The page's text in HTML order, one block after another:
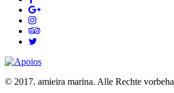
© 2017. amieira marina. Alle Rechte